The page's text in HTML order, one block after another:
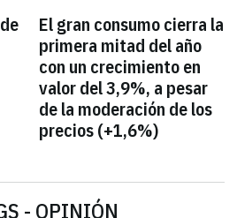
El gran consumo cierra la
primera mitad del año
con un crecimiento en
valor del 3,9%, a pesar
de la moderación de los
precios (+1,6%)
- OPINIÓN